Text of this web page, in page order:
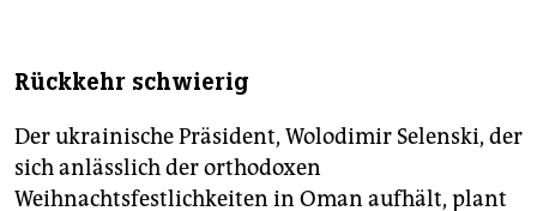
Rückkehr schwierig
Der ukrainische Präsident, Wolodimir Selenski, der
sich anlässlich der orthodoxen
Weihnachtsfestlichkeiten in Oman aufhält, plant